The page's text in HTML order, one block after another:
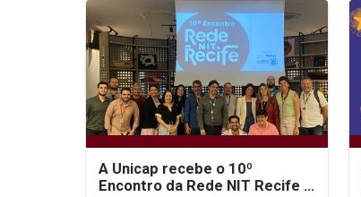
A Unicap recebe o 10º
Encontro da Rede NIT Recife -